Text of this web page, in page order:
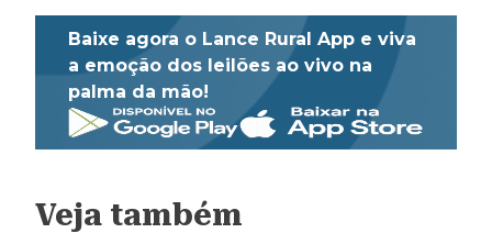
Baixe agora o Lance Rural App e viva
a emoção dos leilões ao vivo na
palma da mão!
Veja também